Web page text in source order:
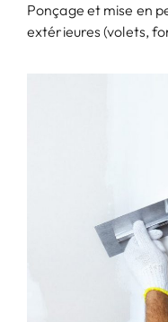
Ponçage et mise en
extérieures (volets,